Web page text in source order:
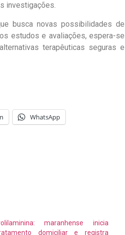
investigações.
busca novas possibilidades de
estudos e avaliações, espera-se
terapêuticas seguras e
WhatsApp
maranhense inicia
domiciliar e registra